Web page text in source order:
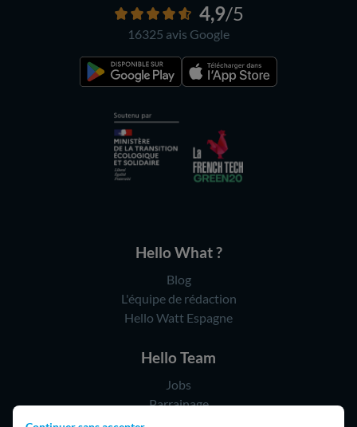
4,9/5
16325 avis Google
Hello What ?
Blog
L'équipe de rédaction
Hello Watt Espagne
Hello Team
Jobs
Parrainage
Rejoindre notre réseau d'artisans